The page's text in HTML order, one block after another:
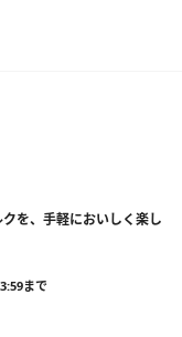
を、手軽においしく楽し
まで